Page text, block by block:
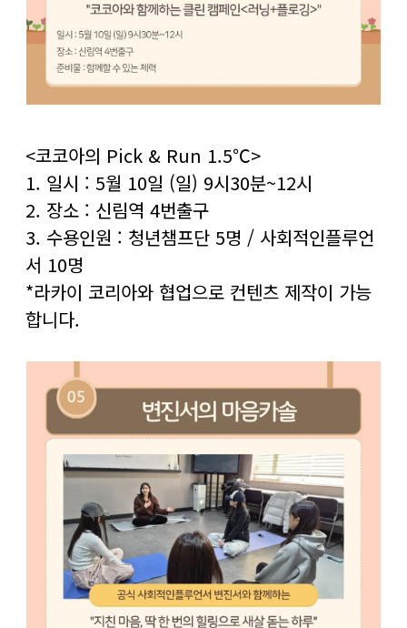
<코코아의 Pick & Run 1.5℃>
1. 일시 : 5월 10일 (일) 9시30분~12시
2. 장소 : 신림역 4번출구
3. 수용인원 : 청년챔프단 5명 / 사회적인플루언
서 10명
*라카이 코리아와 협업으로 컨텐츠 제작이 가능
합니다.